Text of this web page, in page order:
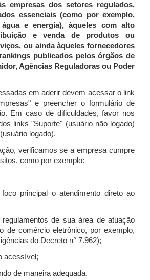
empresas dos setores regulados,
essenciais (como por exemplo,
e energia), àqueles com alto
e venda de produtos ou
ou ainda àqueles fornecedores
publicados pelos órgãos de
Agências Reguladoras ou Poder
em aderir devem acessar o link
e preencher o formulário de
Em caso de dificuldades, favor nos
links "Suporte" (usuário não logado)
logado).
verificamos se a empresa cumpre
como por exemplo:
principal o atendimento direto ao
de sua área de atuação
de comércio eletrônico, por exemplo,
do Decreto n° 7.962);
de maneira adequada.